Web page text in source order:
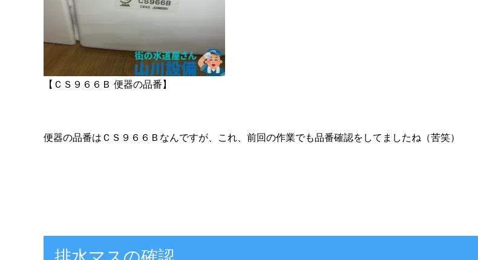
【ＣＳ９６６Ｂ 便器の品番】
便器の品番はＣＳ９６６Ｂなんですが、これ、前回の作業でも品番確認をしてましたね（苦笑）